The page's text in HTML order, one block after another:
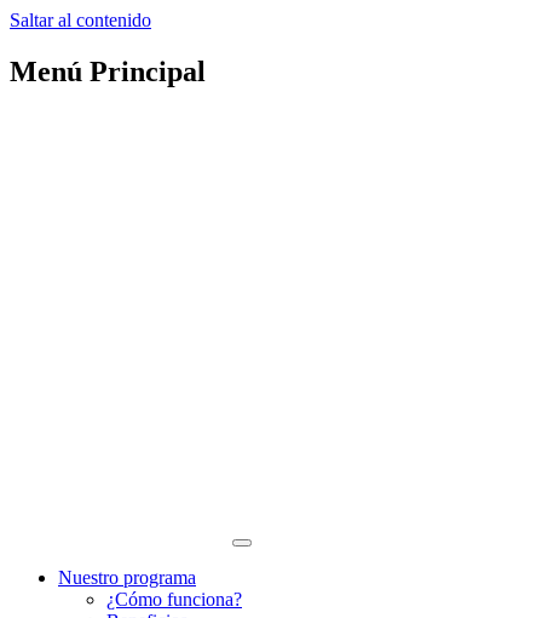
Saltar al contenido
Menú Principal
Nuestro programa
¿Cómo funciona?